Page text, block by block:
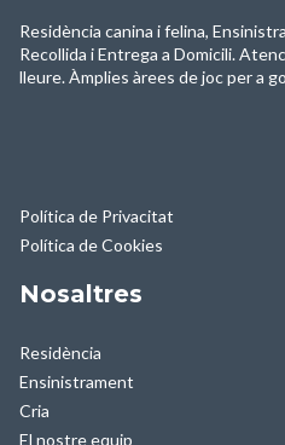
Residència canina i felina,
Recollida i Entrega a Domicili.
lleure. Àmplies àrees de joc per a
Política de Privacitat
Política de Cookies
Nosaltres
Residència
Ensinistrament
Cria
El nostre equip